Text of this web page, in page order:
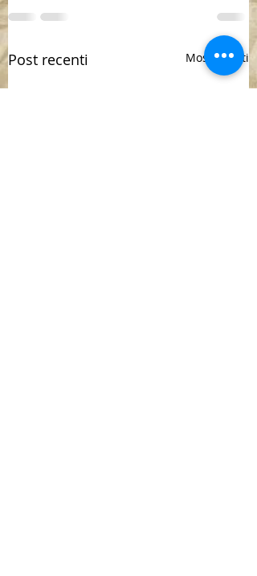
Post recenti Mostra tutti